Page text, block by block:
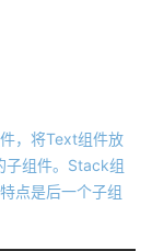
，将Text组件放
子组件。Stack组
点是后一个子组